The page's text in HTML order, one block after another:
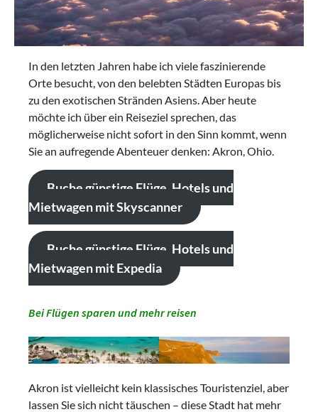
In den letzten Jahren habe ich viele faszinierende
Orte besucht, von den belebten Städten Europas bis
zu den exotischen Stränden Asiens. Aber heute
möchte ich über ein Reiseziel sprechen, das
möglicherweise nicht sofort in den Sinn kommt, wenn
Sie an aufregende Abenteuer denken: Akron, Ohio.
Buche günstige Flüge, Hotels und
Mietwagen mit Skyscanner
Buche günstige Flüge, Hotels und
Mietwagen mit Expedia
Bei Flügen sparen und mehr reisen
Akron ist vielleicht kein klassisches Touristenziel, aber
lassen Sie sich nicht täuschen – diese Stadt hat mehr